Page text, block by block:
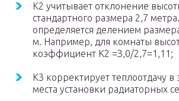
К2 учитывает отклонение
стандартного размера 2,7
определяется делением
м. Например, для комнаты
коэффициент К2 =З,0/2,7=1,11;
К3 корректирует теплоотдачу в
места установки радиаторных